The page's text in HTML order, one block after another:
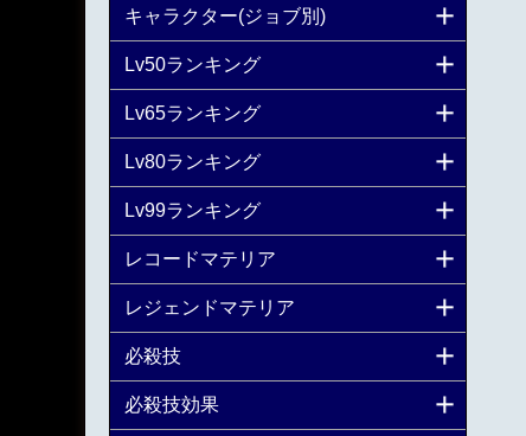
キャラクター(ジョブ別)
Lv50ランキング
Lv65ランキング
Lv80ランキング
Lv99ランキング
レコードマテリア
レジェンドマテリア
必殺技
必殺技効果